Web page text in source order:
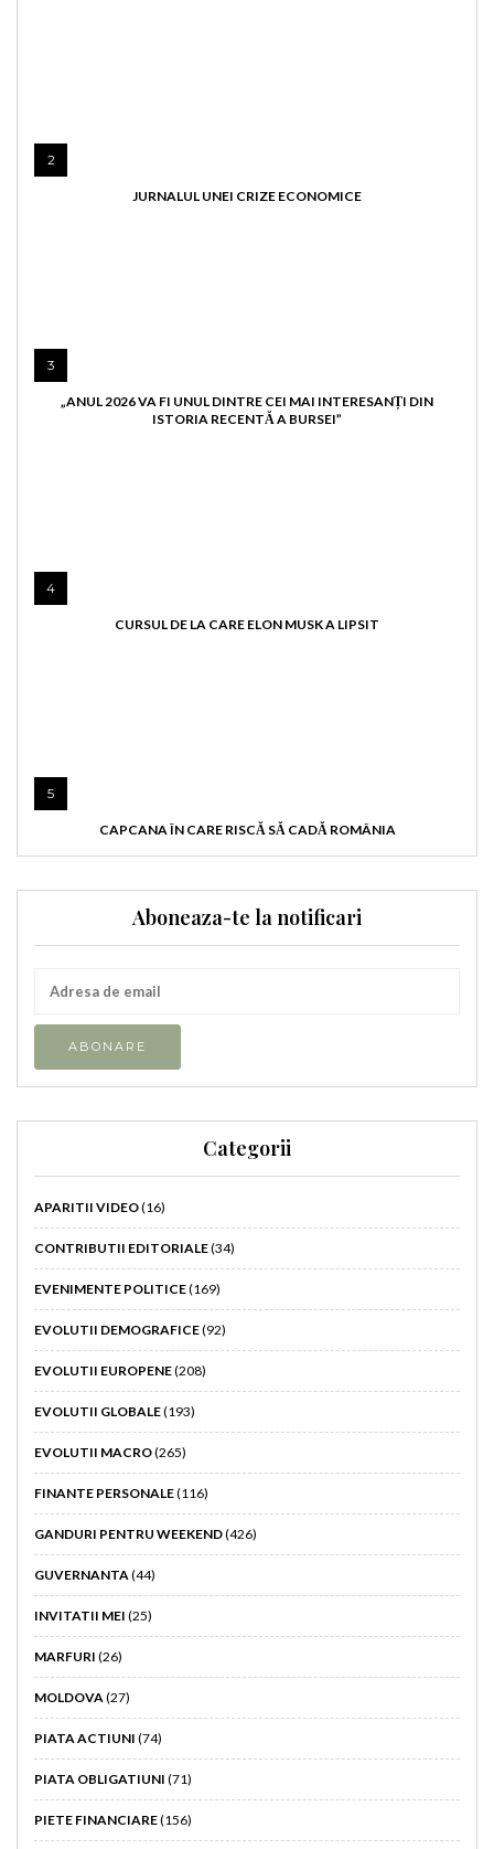
2
JURNALUL UNEI CRIZE ECONOMICE
3
„ANUL 2026 VA FI UNUL DINTRE CEI MAI INTERESANȚI DIN
ISTORIA RECENTĂ A BURSEI”
4
CURSUL DE LA CARE ELON MUSK A LIPSIT
5
CAPCANA ÎN CARE RISCĂ SĂ CADĂ ROMÂNIA
Aboneaza-te la notificari
Categorii
APARITII VIDEO(16)
CONTRIBUTII EDITORIALE(34)
EVENIMENTE POLITICE(169)
EVOLUTII DEMOGRAFICE(92)
EVOLUTII EUROPENE(208)
EVOLUTII GLOBALE(193)
EVOLUTII MACRO(265)
FINANTE PERSONALE(116)
GANDURI PENTRU WEEKEND(426)
GUVERNANTA (44)
INVITATII MEI (25)
MARFURI (26)
MOLDOVA (27)
PIATA ACTIUNI (74)
PIATA OBLIGATIUNI (71)
PIETE FINANCIARE(156)